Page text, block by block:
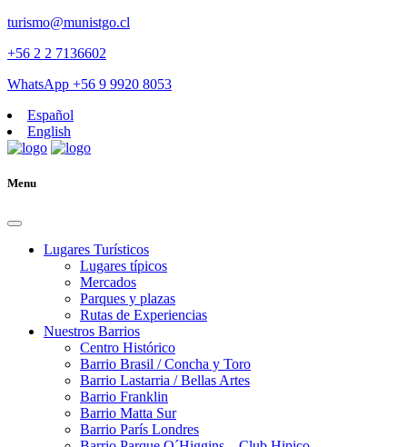
turismo@munistgo.cl
+56 2 2 7136602
WhatsApp +56 9 9920 8053
Español
English
Menu
Lugares Turísticos
Lugares tí­picos
Mercados
Parques y plazas
Rutas de Experiencias
Nuestros Barrios
Centro Histórico
Barrio Brasil / Concha y Toro
Barrio Lastarria / Bellas Artes
Barrio Franklin
Barrio Matta Sur
Barrio Parí­s Londres